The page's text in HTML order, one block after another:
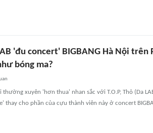
'đu concert' BIGBANG Hà Nội trên
bóng ma?
thường xuyên 'hơn thua' nhan sắc với T.O.P, Thỏ (Da
thay cho phần của cựu thành viên này ở concert